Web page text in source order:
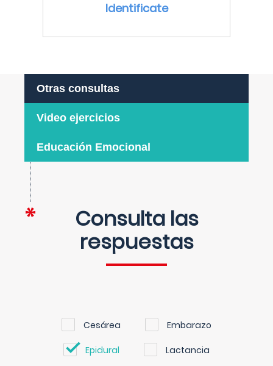
Identificate
Otras consultas
Video ejercicios
Educación Emocional
Consulta las
respuestas
Cesárea Embarazo
Epidural Lactancia